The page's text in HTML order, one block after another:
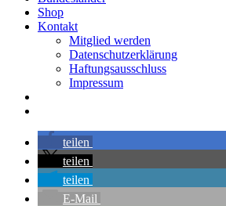
Shop
Kontakt
Mitglied werden
Datenschutzerklärung
Haftungsausschluss
Impressum
teilen
teilen
teilen
E-Mail